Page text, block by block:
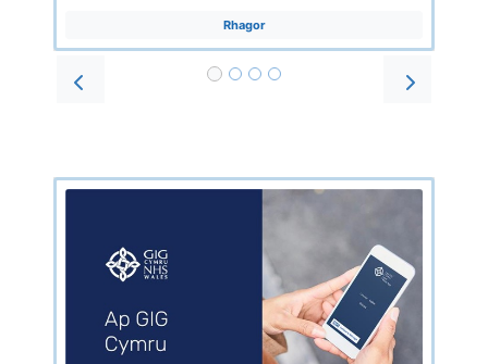
Rhagor
Prev Next